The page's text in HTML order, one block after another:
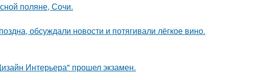
поляне, Сочи.
обсуждали новости и потягивали лёгкое вино.
Интерьера" прошел экзамен.